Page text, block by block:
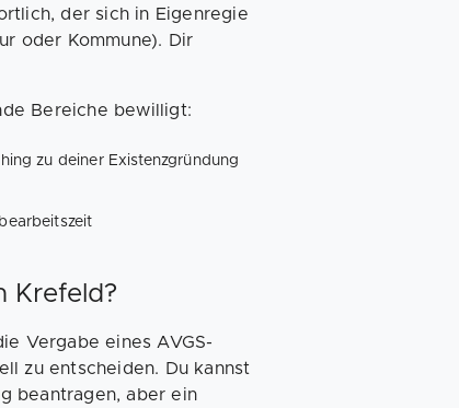
der sich in Eigenregie
oder Kommune). Dir
Bereiche bewilligt:
zu deiner Existenzgründung
Krefeld?
Vergabe eines AVGS-
zu entscheiden. Du kannst
beantragen, aber ein